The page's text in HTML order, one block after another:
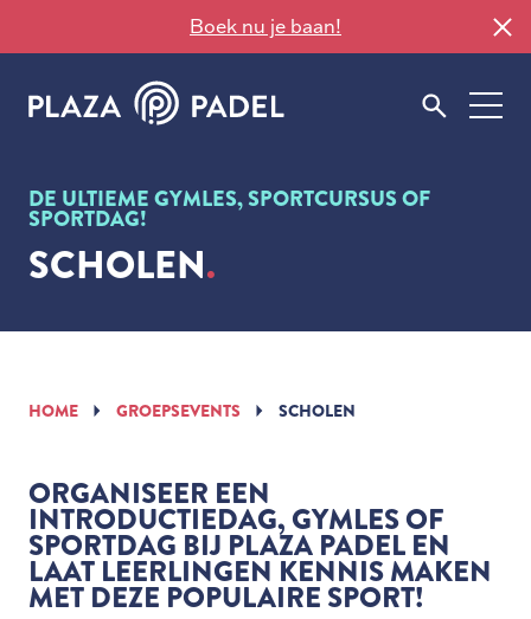
Boek nu je baan!
DE ULTIEME GYMLES, SPORTCURSUS OF
SPORTDAG!
SCHOLEN
HOME GROEPSEVENTS SCHOLEN
ORGANISEER EEN
INTRODUCTIEDAG, GYMLES OF
SPORTDAG BIJ PLAZA PADEL EN
LAAT LEERLINGEN KENNIS MAKEN
MET DEZE POPULAIRE SPORT!